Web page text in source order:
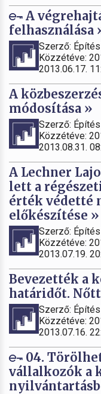
A
felhasználása
Szerző:
Közzétéve:
2013.06.17.
A
módosítása »
Szerző:
Közzétéve:
2013.08.31.
A Lechner
lett a
érték védetté
előkészítése »
Szerző:
Közzétéve:
2013.07.19.
Bevezették a
határidőt.
Szerző:
Közzétéve:
2013.07.16.
04.
vállalkozók a